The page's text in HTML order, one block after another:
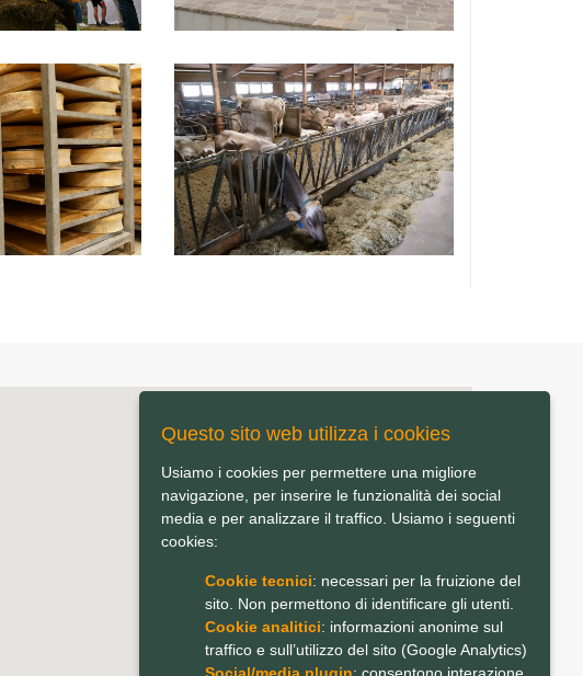
Questo sito web utilizza i cookies
Usiamo i cookies per permettere una migliore
navigazione, per inserire le funzionalità dei social
media e per analizzare il traffico. Usiamo i seguenti
cookies:
Cookie tecnici: necessari per la fruizione del
sito. Non permettono di identificare gli utenti.
Cookie analitici: informazioni anonime sul
traffico e sull’utilizzo del sito (Google Analytics)